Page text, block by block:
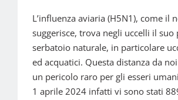
L’influenza aviaria (H5N1), come il
suggerisce, trova negli uccelli il suo
serbatoio naturale, in particolare
ed acquatici. Questa distanza da
un pericolo raro per gli esseri
1 aprile 2024 infatti vi sono stati